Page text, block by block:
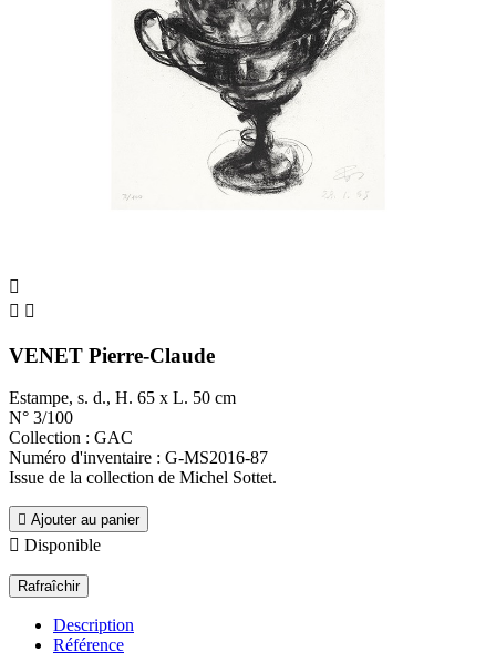

 
VENET Pierre-Claude
Estampe, s. d., H. 65 x L. 50 cm
N° 3/100
Collection : GAC
Numéro d'inventaire : G-MS2016-87
Issue de la collection de Michel Sottet.
 Ajouter au panier
 Disponible
Description
Référence